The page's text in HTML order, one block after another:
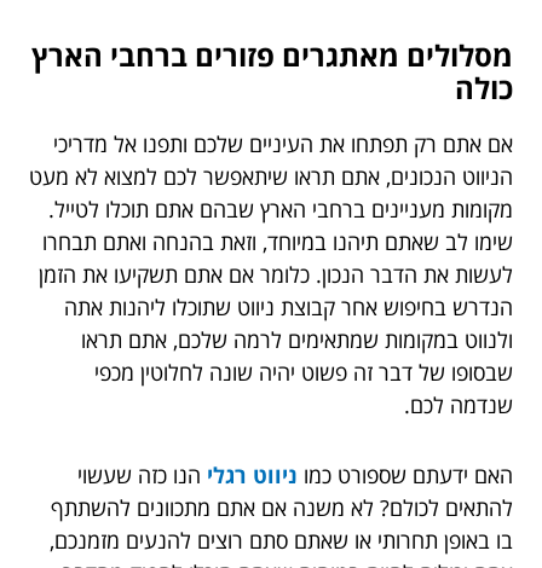
מסלולים מאתגרים פזורים ברחבי הארץ
כולה
אם אתם רק תפתחו את העיניים שלכם ותפנו אל מדריכי
הניווט הנכונים, אתם תראו שיתאפשר לכם למצוא לא מעט
מקומות מעניינים ברחבי הארץ שבהם אתם תוכלו לטייל.
שימו לב שאתם תיהנו במיוחד, וזאת בהנחה ואתם תבחרו
לעשות את הדבר הנכון. כלומר אם אתם תשקיעו את הזמן
הנדרש בחיפוש אחר קבוצת ניווט שתוכלו ליהנות אתה
ולנווט במקומות שמתאימים לרמה שלכם, אתם תראו
שבסופו של דבר זה פשוט יהיה שונה לחלוטין מכפי
שנדמה לכם.
האם ידעתם שספורט כמו ניווט רגלי הנו כזה שעשוי
להתאים לכולם? לא משנה אם אתם מתכוונים להשתתף
בו באופן תחרותי או שאתם סתם רוצים להנעים מזמנכם,